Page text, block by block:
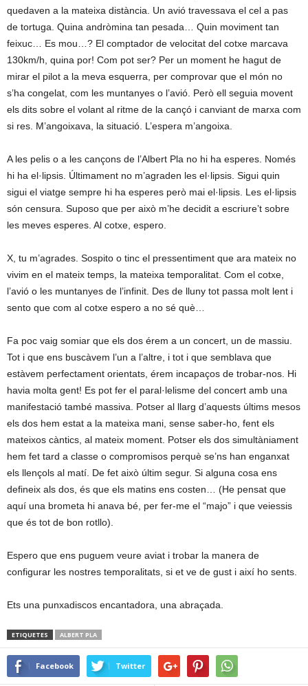
quedaven a la mateixa distància. Un avió travessava el cel a pas
de tortuga. Quina andròmina tan pesada… Quin moviment tan
feixuc… Es mou…? El comptador de velocitat del cotxe marcava
130km/h, quina por! Com pot ser? Per un moment he hagut de
mirar el pilot a la meva esquerra, per comprovar que el món no
s’ha congelat, com les muntanyes o l’avió. Però ell seguia movent
els dits sobre el volant al ritme de la cançó i canviant de marxa com
si res. M’angoixava, la situació. L’espera m’angoixa.
A les pelis o a les cançons de l’Albert Pla no hi ha esperes. Només
hi ha el·lipsis. Últimament no m’agraden les el·lipsis. Sigui quin
sigui el viatge sempre hi ha esperes però mai el·lipsis. Les el·lipsis
són censura. Suposo que per això m’he decidit a escriure’t sobre
les meves esperes. Al cotxe, espero.
X, tu m’agrades. Sospito o tinc el pressentiment que ara mateix no
vivim en el mateix temps, la mateixa temporalitat. Com el cotxe,
l’avió o les muntanyes de l’infinit. Des de lluny tot passa molt lent i
sento que com al cotxe espero a no sé què…
Fa poc vaig somiar que els dos érem a un concert, un de massiu.
Tot i que ens buscàvem l’un a l’altre, i tot i que semblava que
estàvem perfectament orientats, érem incapaços de trobar-nos. Hi
havia molta gent! Es pot fer el paral·lelisme del concert amb una
manifestació també massiva. Potser al llarg d’aquests últims mesos
els dos hem estat a la mateixa mani, sense saber-ho, fent els
mateixos càntics, al mateix moment. Potser els dos simultàniament
hem fet tard a classe o compromisos perquè se’ns han enganxat
els llençols al matí. De fet això últim segur. Si alguna cosa ens
defineix als dos, és que els matins ens costen… (He pensat que
aquí una brometa hi anava bé, per fer-me el “majo” i que veiessis
que és tot de bon rotllo).
Espero que ens puguem veure aviat i trobar la manera de
configurar les nostres temporalitats, si et ve de gust i així ho sents.
Ets una punxadiscos encantadora, una abraçada.
ETIQUETES ALBERT PLA
Facebook Twitter